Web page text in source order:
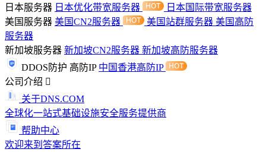
日本服务器 日本优化带宽服务器
日本国际带宽服务器
美国服务器 美国CN2服务器 美国站群服务器 美国高防
服务器
新加坡服务器 新加坡CN2服务器 新加坡高防服务器
DDOS防护 高防IP 中国香港高防IP
公司介绍
关于DNS.COM
全球化一站式基础设施安全服务提供商
帮助中心
欢迎来到答案所在